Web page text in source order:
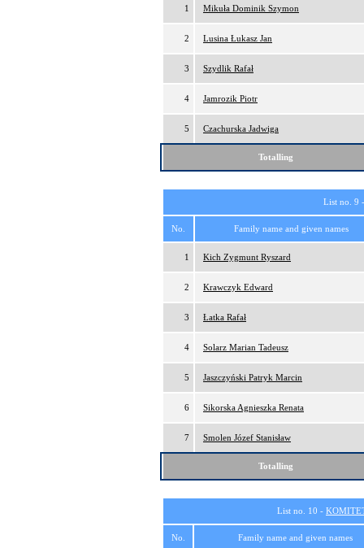
1 Mikuła Dominik Szymon
2 Lusina Łukasz Jan
3 Szydlik Rafał
4 Jamrozik Piotr
5 Czachurska Jadwiga
Totalling
List no. 9
No. Family name and given names
1 Kich Zygmunt Ryszard
2 Krawczyk Edward
3 Łatka Rafał
4 Solarz Marian Tadeusz
5 Jaszczyński Patryk Marcin
6 Sikorska Agnieszka Renata
7 Smolen Józef Stanisław
Totalling
List no. 10 -
No. Family name and given names